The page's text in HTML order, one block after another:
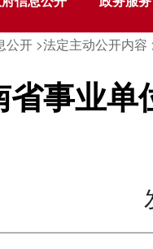
公开 >法定主动公开内容
事业